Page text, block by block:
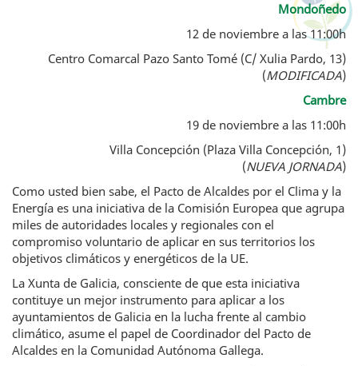
Mondoñedo
12 de noviembre a las 11:00h
Centro Comarcal Pazo Santo Tomé (C/ Xulia Pardo, 13)
(MODIFICADA)
Cambre
19 de noviembre a las 11:00h
Villa Concepción (Plaza Villa Concepción, 1)
(NUEVA JORNADA)
Como usted bien sabe, el Pacto de Alcaldes por el Clima y la
Energía es una iniciativa de la Comisión Europea que agrupa
miles de autoridades locales y regionales con el
compromiso voluntario de aplicar en sus territorios los
objetivos climáticos y energéticos de la UE.
La Xunta de Galicia, consciente de que esta iniciativa
contituye un mejor instrumento para aplicar a los
ayuntamientos de Galicia en la lucha frente al cambio
climático, asume el papel de Coordinador del Pacto de
Alcaldes en la Comunidad Autónoma Gallega.